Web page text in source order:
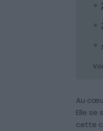
Au
Elle se
cette